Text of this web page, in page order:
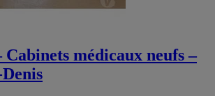
Cabinets médicaux neufs –